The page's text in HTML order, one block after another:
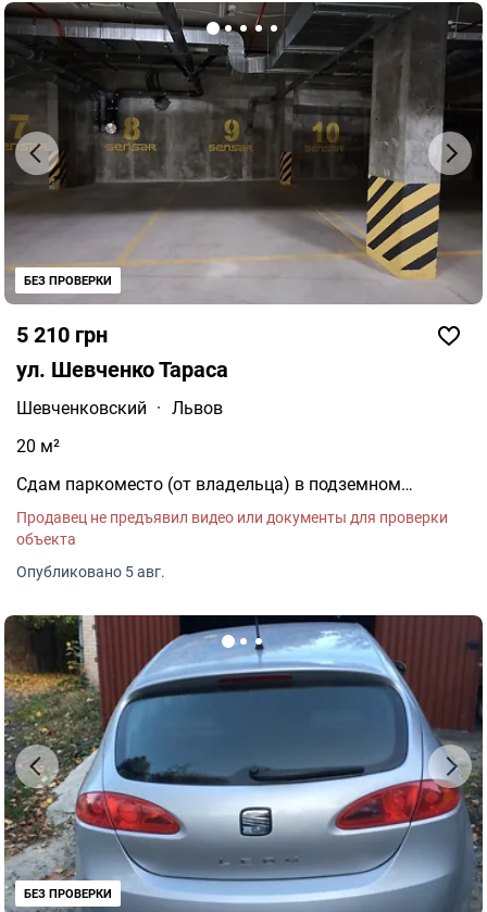
5 210 грн
ул. Шевченко Тараса
Шевченковский · Львов
20 м²
Сдам паркоместо (от владельца) в подземном
находится по адресу Львов, ул. Тараса Шевченко, 73 на
длительный период. Паркинг закрытый, охраняется,
дом сдан в 2024 году согласно всем требованиям, в
Продавец не предъявил видео или документы для проверки
объекта
Опубликовано 5 авг.
БЕЗ ПРОВЕРКИ
БЕЗ ПРОВЕРКИ